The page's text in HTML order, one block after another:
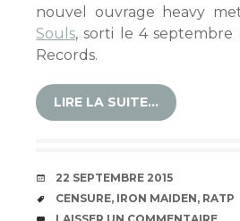
nouvel ouvrage heavy
Souls, sorti le 4 septembre
Records.
LIRE LA SUITE…
DATE
22 SEPTEMBRE 2015
ÉTIQUETTES
CENSURE, IRON MAIDEN, RATP
COMMENTAIRES